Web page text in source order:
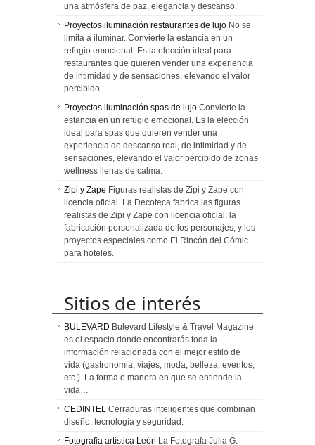
una atmósfera de paz, elegancia y descanso.
Proyectos iluminación restaurantes de lujo No se
limita a iluminar. Convierte la estancia en un
refugio emocional. Es la elección ideal para
restaurantes que quieren vender una experiencia
de intimidad y de sensaciones, elevando el valor
percibido.
Proyectos iluminación spas de lujo Convierte la
estancia en un refugio emocional. Es la elección
ideal para spas que quieren vender una
experiencia de descanso real, de intimidad y de
sensaciones, elevando el valor percibido de zonas
wellness llenas de calma.
Zipi y Zape Figuras realistas de Zipi y Zape con
licencia oficial. La Decoteca fabrica las figuras
realistas de Zipi y Zape con licencia oficial, la
fabricación personalizada de los personajes, y los
proyectos especiales como El Rincón del Cómic
para hoteles.
Sitios de interés
BULEVARD Bulevard Lifestyle & Travel Magazine
es el espacio donde encontrarás toda la
información relacionada con el mejor estilo de
vida (gastronomia, viajes, moda, belleza, eventos,
etc.). La forma o manera en que se entiende la
vida…
CEDINTEL Cerraduras inteligentes que combinan
diseño, tecnología y seguridad.
Fotografia artística León La Fotografa Julia G.